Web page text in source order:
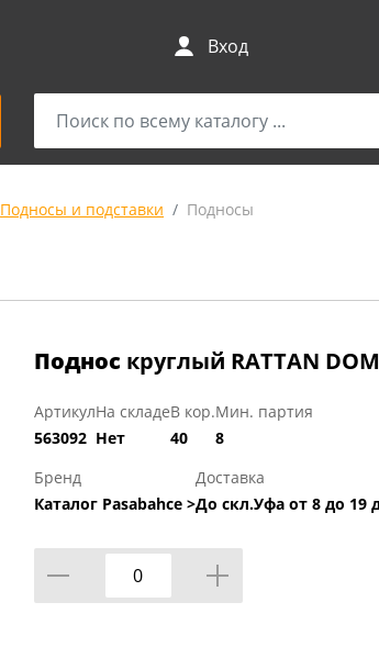
Вход
Подносы и подставки Подносы
Поднос круглый RATTAN
Артикул
563092
На складе
Нет
В кор.
40
Мин. партия
8
Бренд
Каталог Pasabahce >
Доставка
До скл.Уфа от 8 до 19